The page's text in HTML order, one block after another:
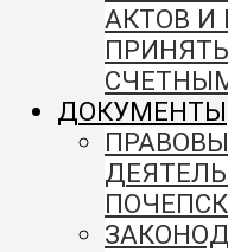
АКТОВ
ДОКУМЕНТЫ